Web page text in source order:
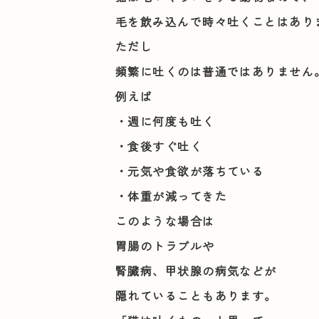
毛を飲み込んで時々吐くことはあり
ただし
頻繁に吐くのは普通ではありません
例えば
・週に何度も吐く
・食後すぐ吐く
・元気や食欲が落ちている
・体重が減ってきた
このような場合は
胃腸のトラブルや
腎臓病、甲状腺の病気などが
隠れていることもあります。